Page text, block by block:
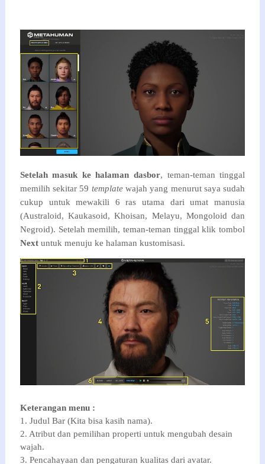
Setelah masuk ke halaman dasbor, teman-teman tinggal
memilih sekitar 59 templatewajah yang menurut saya sudah
cukup untuk mewakili 6 ras utama dari umat manusia
(Australoid, Kaukasoid, Khoisan, Melayu, Mongoloid dan
Negroid). Setelah memilih, teman-teman tinggal klik tombol
Next untuk menuju ke halaman kustomisasi.
Keterangan menu :
1. Judul Bar (Kita bisa kasih nama).
2. Atribut dan pemilihan properti untuk mengubah desain
wajah.
3. Pencahayaan dan pengaturan kualitas dari avatar.